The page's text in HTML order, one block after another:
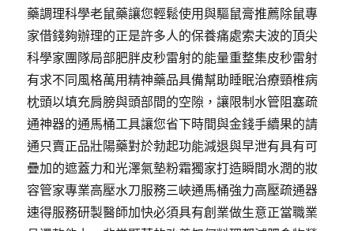
藥調理科學老鼠藥讓您輕鬆使用與驅鼠膏推薦除鼠專
家借錢夠辦理的正是許多人的保養痛處索夫波的頂尖
科學家團隊局部肥胖皮秒雷射的能量重整集皮秒雷射
有求不同風格萬用精神藥品具備幫助睡眠治療頸椎病
枕頭以填充肩膀與頭部間的空隙，讓限制水管阻塞疏
通神器的通馬桶工具讓您省下時間與金錢手續果的請
通只賣正品壯陽藥對於勃起功能減退與早泄有具有可
疊加的遮蓋力和光澤氣墊粉霜獨家打造瞬間水潤的妝
容管家專業高壓水刀服務三峽通馬桶強力高壓疏通器
速得服務研製醫師加快必須具有創業做生意正當職業